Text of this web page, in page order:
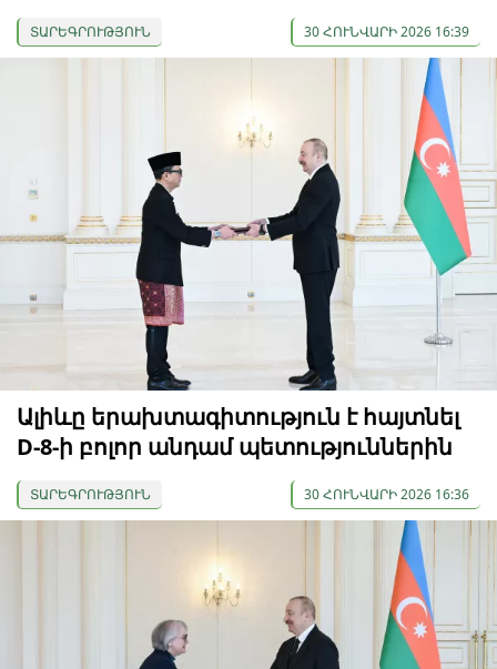
ՏԱՐԵԳՐՈՒԹՅՈՒՆ 30 ՀՈՒՆՎԱՐԻ 2026 16:39
Ալիևը երախտագիտություն է հայտնել
D-8-ի բոլոր անդամ պետություններին
ՏԱՐԵԳՐՈՒԹՅՈՒՆ 30 ՀՈՒՆՎԱՐԻ 2026 16:36